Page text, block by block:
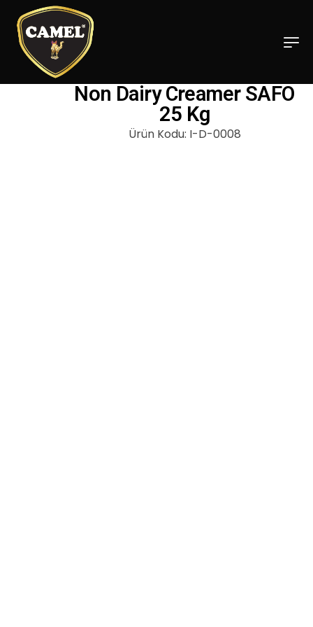
Non Dairy Creamer SAFO
25 Kg
Ürün Kodu: I-D-0008